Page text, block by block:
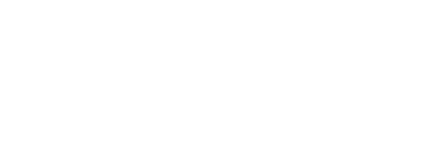
navigieren